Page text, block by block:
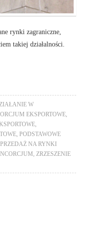
rynki zagraniczne,
takiej działalności.
W
EKSPORTOWE
PODSTAWOWE
NA RYNKI
ZRZESZENIE